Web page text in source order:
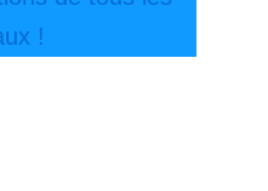
!